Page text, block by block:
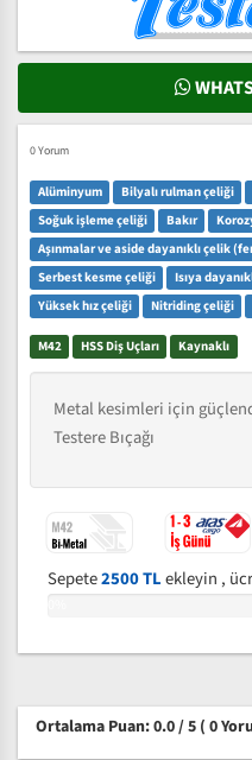
0 Yorum
Alüminyum Bilyalı rulman çeliği
Soğuk işleme çeliği
Bakır
Aşınmalar ve aside dayanıklı çelik
Serbest kesme çeliği
Isıya
Yüksek hız çeliği
Nitriding çeliği
M42 HSS Diş Uçları Kaynaklı
Metal kesimleri için
Testere Bıçağı
Sepete2500 TLekleyin ,
Ortalama Puan: 0.0 / 5 ( 0